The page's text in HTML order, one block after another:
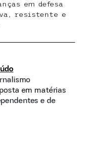
em defesa
resistente e
em matérias
e de